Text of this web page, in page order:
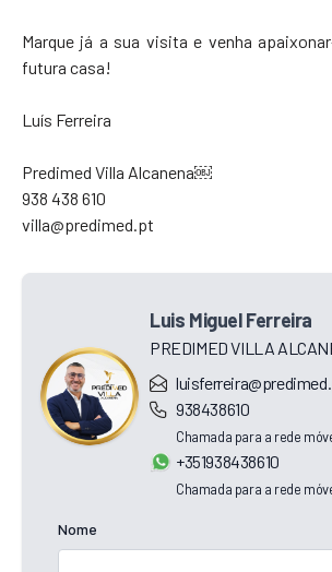
Marque já a sua visita e venha
futura casa!
Luís Ferreira
Predimed Villa Alcanena￼
938 438 610
villa@predimed.pt
Luis Miguel Ferreira
PREDIMED VILLA
938438610
Chamada para a rede
+351938438610
Chamada para a rede
Nome